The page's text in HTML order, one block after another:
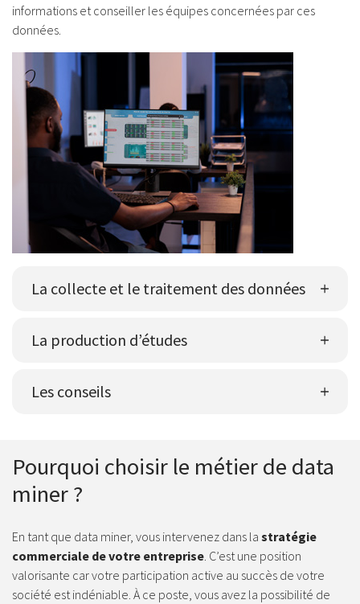
informations et conseiller les équipes concernées par ces
données.
La collecte et le traitement des données
La production d’études
Les conseils
Pourquoi choisir le métier de data
miner ?
En tant que data miner, vous intervenez dans la stratégie
commerciale de votre entreprise . C’est une position
valorisante car votre participation active au succès de votre
société est indéniable. À ce poste, vous avez la possibilité de